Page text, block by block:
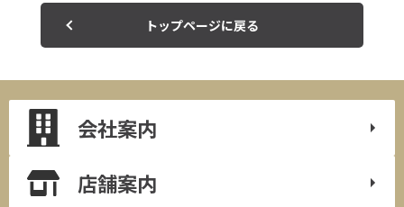
トップページに戻る
会社案内
店舗案内